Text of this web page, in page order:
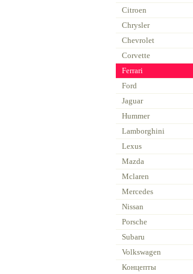
Citroen
Chrysler
Chevrolet
Corvette
Ferrari
Ford
Jaguar
Hummer
Lamborghini
Lexus
Mazda
Mclaren
Mercedes
Nissan
Porsche
Subaru
Volkswagen
Концепты